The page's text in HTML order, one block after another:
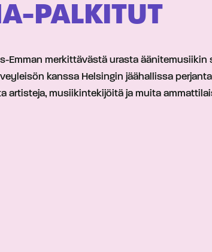
PALKITUT
merkittävästä urasta äänitemusiikin
kanssa Helsingin jäähallissa
musiikintekijöitä ja muita